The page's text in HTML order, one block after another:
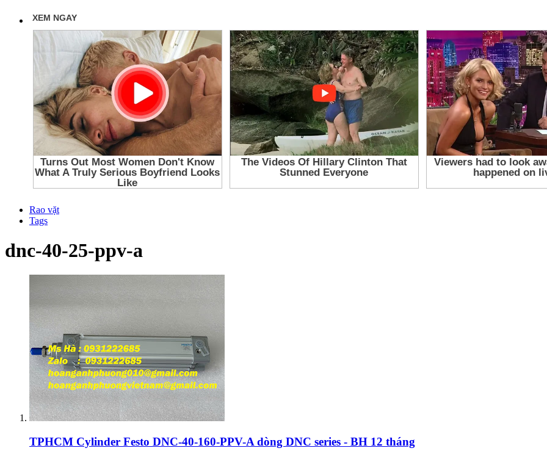
Rao vặt
Tags
dnc-40-25-ppv-a
TPHCM Cylinder Festo DNC-40-160-PPV-A dòng DNC series - BH 12 tháng